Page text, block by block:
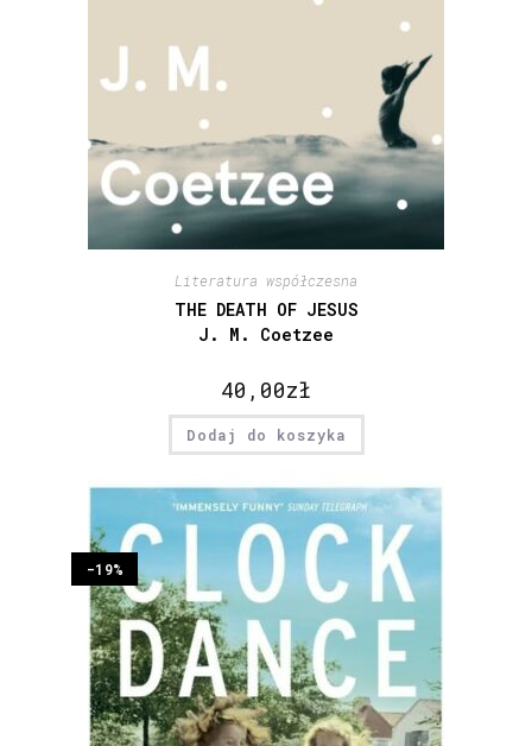
Literatura współczesna
THE DEATH OF JESUS
J. M. Coetzee
40,00zł
Dodaj do koszyka
-19%